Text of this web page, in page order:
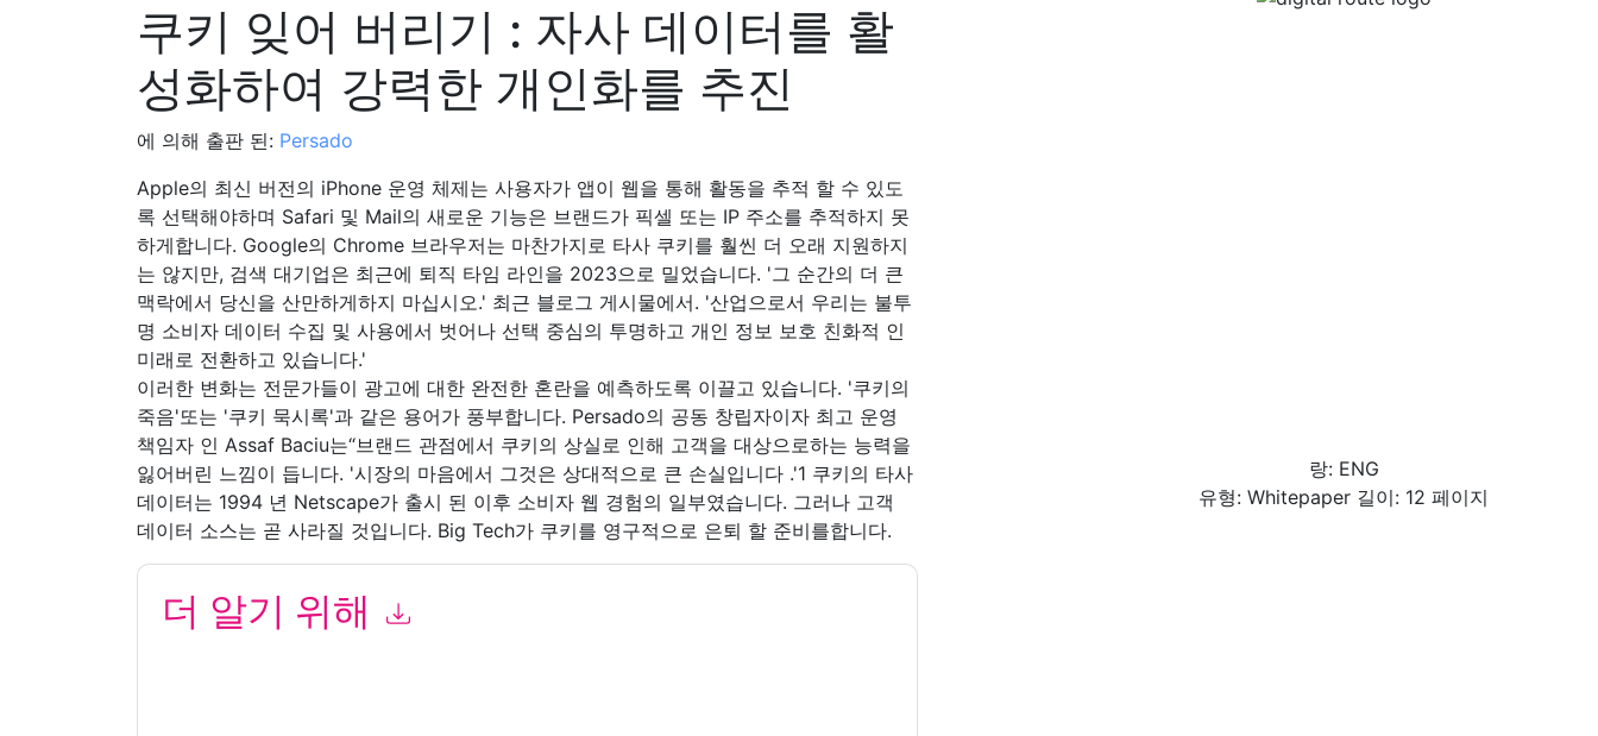
쿠키 잊어 버리기 : 자사 데이터를 활
성화하여 강력한 개인화를 추진
에 의해 출판 된: Persado
Apple의 최신 버전의 iPhone 운영 체제는 사용자가 앱이 웹을 통해 활동을 추적 할 수 있도
록 선택해야하며 Safari 및 Mail의 새로운 기능은 브랜드가 픽셀 또는 IP 주소를 추적하지 못
하게합니다. Google의 Chrome 브라우저는 마찬가지로 타사 쿠키를 훨씬 더 오래 지원하지
는 않지만, 검색 대기업은 최근에 퇴직 타임 라인을 2023으로 밀었습니다. '그 순간의 더 큰
맥락에서 당신을 산만하게하지 마십시오.' 최근 블로그 게시물에서. '산업으로서 우리는 불투
명 소비자 데이터 수집 및 사용에서 벗어나 선택 중심의 투명하고 개인 정보 보호 친화적 인
미래로 전환하고 있습니다.'
이러한 변화는 전문가들이 광고에 대한 완전한 혼란을 예측하도록 이끌고 있습니다. '쿠키의
죽음'또는 '쿠키 묵시록'과 같은 용어가 풍부합니다. Persado의 공동 창립자이자 최고 운영
책임자 인 Assaf Baciu는“브랜드 관점에서 쿠키의 상실로 인해 고객을 대상으로하는 능력을
잃어버린 느낌이 듭니다. '시장의 마음에서 그것은 상대적으로 큰 손실입니다 .'1 쿠키의 타사
데이터는 1994 년 Netscape가 출시 된 이후 소비자 웹 경험의 일부였습니다. 그러나 고객
데이터 소스는 곧 사라질 것입니다. Big Tech가 쿠키를 영구적으로 은퇴 할 준비를합니다.
더 알기 위해
랑: ENG
유형: Whitepaper 길이: 12 페이지